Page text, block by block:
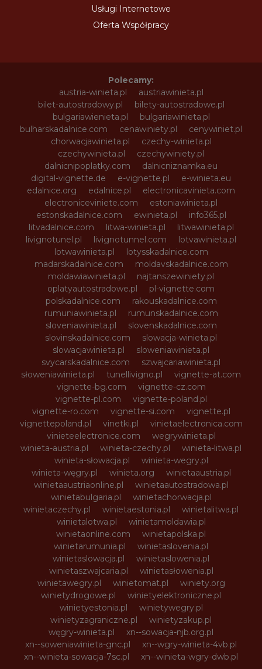
Usługi Internetowe
Oferta Współpracy
Polecamy:
austria-winieta.pl
austriawinieta.pl
bilet-autostradowy.pl
bilety-autostradowe.pl
bulgariawienieta.pl
bulgariawinieta.pl
bulharskadalnice.com
cenawiniety.pl
cenywiniet.pl
chorwacjawinieta.pl
czechy-winieta.pl
czechywinieta.pl
czechywiniety.pl
dalnicnipoplatky.com
dalnicniznamka.eu
digital-vignette.de
e-vignette.pl
e-winieta.eu
edalnice.org
edalnice.pl
electronicavinieta.com
electroniceviniete.com
estoniawinieta.pl
estonskadalnice.com
ewinieta.pl
info365.pl
litvadalnice.com
litwa-winieta.pl
litwawinieta.pl
livignotunel.pl
livignotunnel.com
lotvawinieta.pl
lotwawinieta.pl
lotysskadalnice.com
madarskadalnice.com
moldavskadalnice.com
moldawiawinieta.pl
najtanszewiniety.pl
oplatyautostradowe.pl
pl-vignette.com
polskadalnice.com
rakouskadalnice.com
rumuniawinieta.pl
rumunskadalnice.com
sloveniawinieta.pl
slovenskadalnice.com
slovinskadalnice.com
slowacja-winieta.pl
slowacjawinieta.pl
sloweniawinieta.pl
svycarskadalnice.com
szwajcariawinieta.pl
słoweniawinieta.pl
tunellivigno.pl
vignette-at.com
vignette-bg.com
vignette-cz.com
vignette-pl.com
vignette-poland.pl
vignette-ro.com
vignette-si.com
vignette.pl
vignettepoland.pl
vinetki.pl
vinietaelectronica.com
vinieteelectronice.com
wegrywinieta.pl
winieta-austria.pl
winieta-czechy.pl
winieta-litwa.pl
winieta-słowacja.pl
winieta-wegry.pl
winieta-węgry.pl
winieta.org
winietaaustria.pl
winietaaustriaonline.pl
winietaautostradowa.pl
winietabulgaria.pl
winietachorwacja.pl
winietaczechy.pl
winietaestonia.pl
winietalitwa.pl
winietalotwa.pl
winietamoldawia.pl
winietaonline.com
winietapolska.pl
winietarumunia.pl
winietaslovenia.pl
winietaslowacja.pl
winietaslowenia.pl
winietaszwajcaria.pl
winietasłowenia.pl
winietawegry.pl
winietomat.pl
winiety.org
winietydrogowe.pl
winietyelektroniczne.pl
winietyestonia.pl
winietywegry.pl
winietyzagraniczne.pl
winietyzakup.pl
węgry-winieta.pl
xn--sowacja-njb.org.pl
xn--soweniawinieta-gnc.pl
xn--wgry-winieta-4vb.pl
xn--winieta-sowacja-7sc.pl
xn--winieta-wgry-dwb.pl